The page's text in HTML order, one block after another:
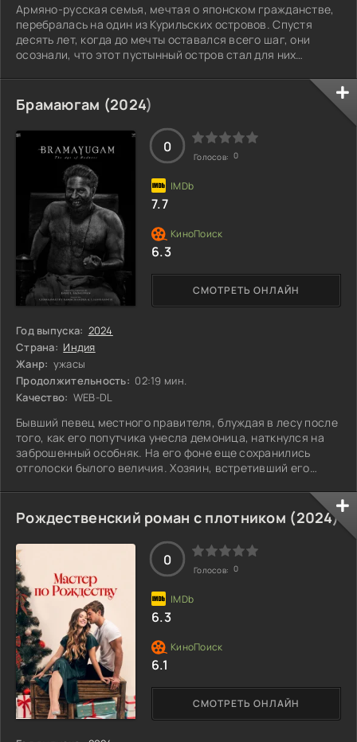
Армяно-русская семья, мечтая о японском гражданстве,
перебралась на один из Курильских островов. Спустя
десять лет, когда до мечты оставался всего шаг, они
осознали, что этот пустынный остров стал для них
Здесь они нашли свой дом, и мысль об отъезде не
вызывала ничего, кроме тревоги. Окруженные природой и
спокойствием, они начали понимать, что эта земля стала
частью их истории и идентичности. Но что произойдет,
если мечты вдруг обернутся против
Брамаюгам (2024)
Год выпуска: 2024
Страна: Индия
Жанр: ужасы
Продолжительность: 02:19 мин.
Качество: WEB-DL
Бывший певец местного правителя, блуждая в лесу после
того, как его попутчика унесла демоница, наткнулся на
заброшенный особняк. На его фоне еще сохранились
отголоски былого величия. Хозяин, встретивший его
несколько дней, услышав мелодии, льющиеся из уст
гостя. Певец, не догадываясь о подоплеке этого
приглашения, с радостью согласился. Однако, попав в
зловещую атмосферу дома, он вскоре понял, что покинуть
его может оказаться сложнее, чем он
СМОТРЕТЬ ОНЛАЙН
0
Голосов: 0
7.7
6.3
Рождественский роман с плотником (2024)
СМОТРЕТЬ ОНЛАЙН
0
Голосов: 0
6.3
6.1